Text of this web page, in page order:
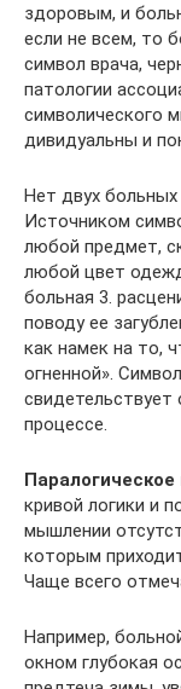
здоровым, и
если не всем, то
символ врача,
патологии
символического
дивидуальны и
Нет двух больных
Источником
любой предмет,
любой цвет
больная 3.
поводу ее
как намек на то,
огненной».
процессе.
кривой ло­гики и
мышлении
которым
Чаще всего
Например,
ок­ном глубокая